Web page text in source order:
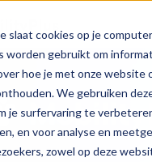
slaat cookies op je
worden gebruikt om
hoe je met onze website
We gebruiken
je surfervaring te
en voor analyse en
zowel op deze